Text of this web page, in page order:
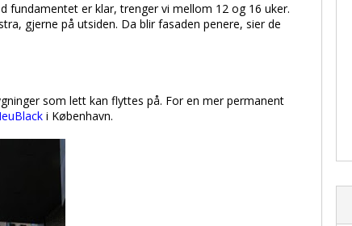
er klar, trenger vi mellom 12 og 16 uker.
gjerne på utsiden. Da blir fasaden penere, sier de
som lett kan flyttes på. For en mer permanent
i København.